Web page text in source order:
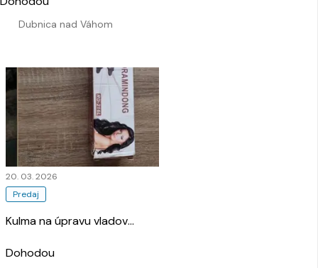
Dubnica nad Váhom
Predaj
20. 03. 2026
Kulma na úpravu vladov…
Dohodou